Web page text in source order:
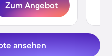
Zum Angebot
ansehen